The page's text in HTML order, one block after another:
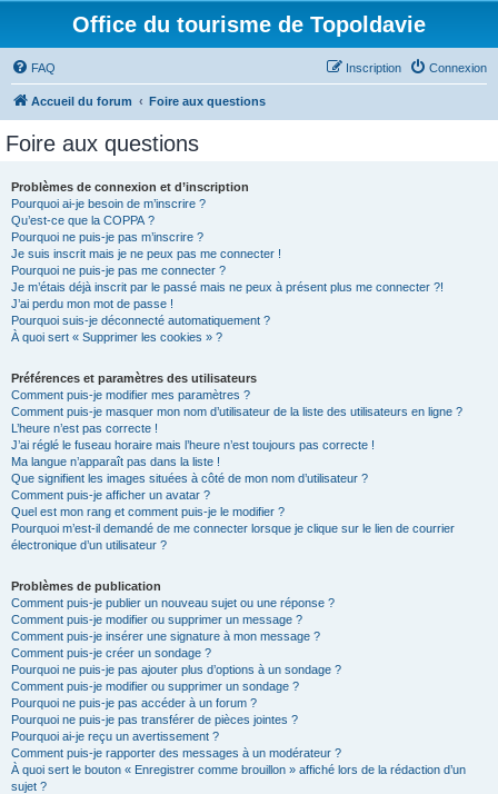
Office du tourisme de Topoldavie
FAQ Connexion
Inscription
Accueil du forum Foire aux questions
Foire aux questions
Problèmes de connexion et d’inscription
Pourquoi ai-je besoin de m’inscrire ?
Qu’est-ce que la COPPA ?
Pourquoi ne puis-je pas m’inscrire ?
Je suis inscrit mais je ne peux pas me connecter !
Pourquoi ne puis-je pas me connecter ?
Je m’étais déjà inscrit par le passé mais ne peux à présent plus me connecter ?!
J’ai perdu mon mot de passe !
Pourquoi suis-je déconnecté automatiquement ?
À quoi sert « Supprimer les cookies » ?
Préférences et paramètres des utilisateurs
Comment puis-je modifier mes paramètres ?
Comment puis-je masquer mon nom d’utilisateur de la liste des utilisateurs en ligne ?
L’heure n’est pas correcte !
J’ai réglé le fuseau horaire mais l’heure n’est toujours pas correcte !
Ma langue n’apparaît pas dans la liste !
Que signifient les images situées à côté de mon nom d’utilisateur ?
Comment puis-je afficher un avatar ?
Quel est mon rang et comment puis-je le modifier ?
Pourquoi m’est-il demandé de me connecter lorsque je clique sur le lien de courrier
électronique d’un utilisateur ?
Problèmes de publication
Comment puis-je publier un nouveau sujet ou une réponse ?
Comment puis-je modifier ou supprimer un message ?
Comment puis-je insérer une signature à mon message ?
Comment puis-je créer un sondage ?
Pourquoi ne puis-je pas ajouter plus d’options à un sondage ?
Comment puis-je modifier ou supprimer un sondage ?
Pourquoi ne puis-je pas accéder à un forum ?
Pourquoi ne puis-je pas transférer de pièces jointes ?
Pourquoi ai-je reçu un avertissement ?
Comment puis-je rapporter des messages à un modérateur ?
À quoi sert le bouton « Enregistrer comme brouillon » affiché lors de la rédaction d’un
sujet ?